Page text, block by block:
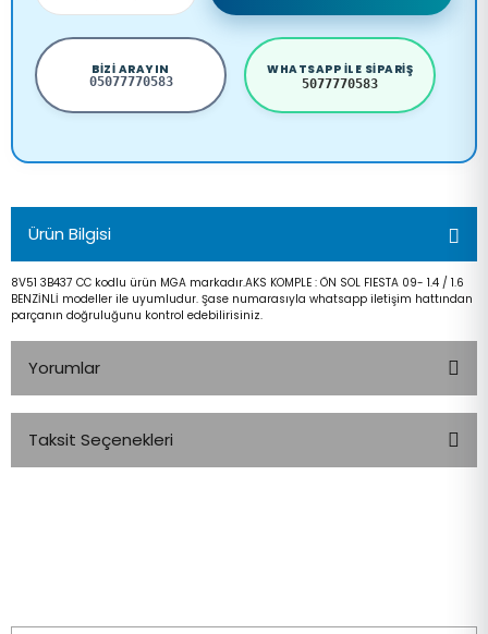
BIZI ARAYIN
05077770583
WHATSAPP ILE SIPARIŞ
5077770583
Ürün Bilgisi
8V51 3B437 CC kodlu ürün MGA markadır.AKS KOMPLE : ÖN SOL FIESTA 09- 1.4 / 1.6
BENZİNLİ modeller ile uyumludur. Şase numarasıyla whatsapp iletişim hattından
parçanın doğruluğunu kontrol edebilirisiniz.
Yorumlar
Taksit Seçenekleri